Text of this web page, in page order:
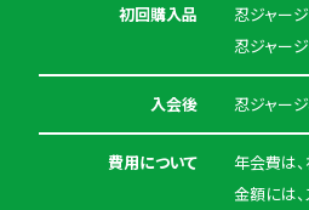
初回購入品
忍ジャー
忍ジャー
入会後 忍ジャー
費用について
年会費は
金額には